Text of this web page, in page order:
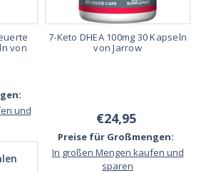
von
und
7-Keto DHEA 100mg 30 Kapseln
von Jarrow
€24,95
Preise für Großmengen:
In großen Mengen kaufen und
sparen